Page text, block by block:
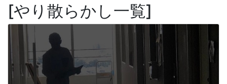
やり散らかし一覧